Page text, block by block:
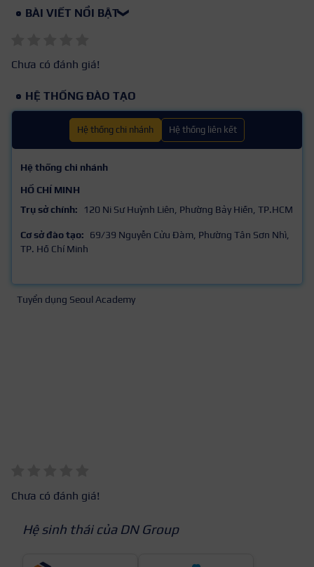
BÀI VIẾT NỔI BẬT❯
Chưa có đánh giá!
HỆ THỐNG ĐÀO TẠO
Hệ thống chi nhánh Hệ thống liên kết
Hệ thống chi nhánh
HỒ CHÍ MINH
Trụ sở chính:
120 Ni Sư Huỳnh Liên, Phường Bảy Hiền, TP.HCM
Cơ sở đào tạo:
69/39 Nguyễn Cửu Đàm, Phường Tân Sơn Nhì,
TP. Hồ Chí Minh
Tuyển dụng Seoul Academy
Chưa có đánh giá!
Hệ sinh thái của DN Group